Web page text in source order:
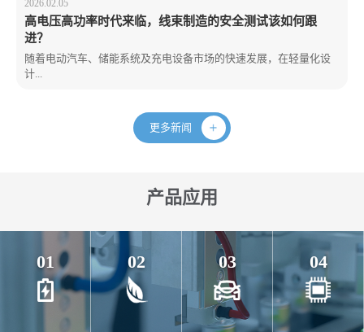
2026.02.05
高电压高功率时代来临，线束制造的安全测试该如何跟
进？
随着电动汽车、储能系统及充电设备市场的快速发展，在轻量化设
计...
更多新闻
产品应用
01 02 03 04